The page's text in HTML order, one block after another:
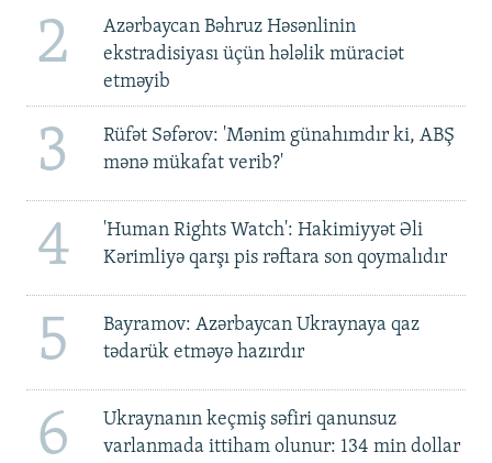
2
Azərbaycan Bəhruz Həsənlinin
ekstradisiyası üçün hələlik müraciət
etməyib
3
Rüfət Səfərov: 'Mənim günahımdır ki, ABŞ
mənə mükafat verib?'
4
'Human Rights Watch': Hakimiyyət Əli
Kərimliyə qarşı pis rəftara son qoymalıdır
5
Bayramov: Azərbaycan Ukraynaya qaz
tədarük etməyə hazırdır
6
Ukraynanın keçmiş səfiri qanunsuz
varlanmada ittiham olunur: 134 min dollar